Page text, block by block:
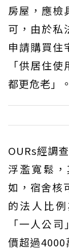
房屋，應檢
可，由於私
申請購買住
「供居住
都更危老」。
OURs經調
浮濫寬鬆
如，宿舍核
的法人比
「一人公
價超過